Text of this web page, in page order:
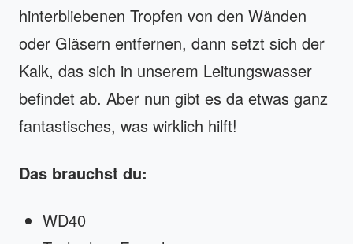
hinterbliebenen Tropfen von den Wänden
oder Gläsern entfernen, dann setzt sich der
Kalk, das sich in unserem Leitungswasser
befindet ab. Aber nun gibt es da etwas ganz
fantastisches, was wirklich hilft!
Das brauchst du:
WD40